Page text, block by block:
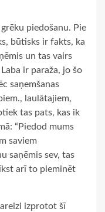
piedošanu. Pie
būtisks ir fakts, ka
un tas vairs
ir paraža, jo šo
saņemšanas
laulātajiem,
tas pats, kas ik
“Piedod mums
saviem
saņēmis sev, tas
arī to pieminēt
izprotot šī